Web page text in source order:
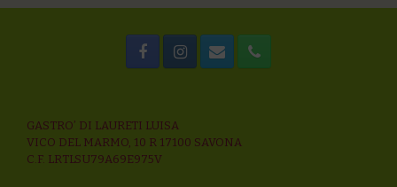
GASTRO’ DI LAURETI LUISA
VICO DEL MARMO, 10 R 17100 SAVONA
C.F. LRTLSU79A69E975V